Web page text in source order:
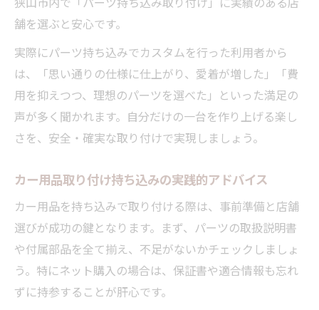
舗を選ぶと安心です。
実際にパーツ持ち込みでカスタムを行った利用者から
は、「思い通りの仕様に仕上がり、愛着が増した」「費
用を抑えつつ、理想のパーツを選べた」といった満足の
声が多く聞かれます。自分だけの一台を作り上げる楽し
さを、安全・確実な取り付けで実現しましょう。
カー用品取り付け持ち込みの実践的アドバイス
カー用品を持ち込みで取り付ける際は、事前準備と店舗
選びが成功の鍵となります。まず、パーツの取扱説明書
や付属部品を全て揃え、不足がないかチェックしましょ
う。特にネット購入の場合は、保証書や適合情報も忘れ
ずに持参することが肝心です。